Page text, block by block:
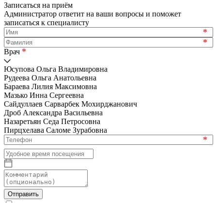
Записаться на приём
Администратор ответит на ваши вопросы и поможет
записаться к специалисту
*
*
Врач *
Юсупова Ольга Владимировна
Рудеева Ольга Анатольевна
Бараева Лилия Максимовна
Мазько Инна Сергеевна
Сайдуллаев Сарварбек Мохирджанович
Дроб Александра Васильевна
Назаретьян Седа Петросовна
Пирцхелава Саломе Зурабовна
*
Отправить